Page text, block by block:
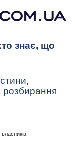
знає, що
розбирання
власників